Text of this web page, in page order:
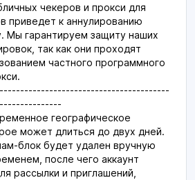
чекеров и прокси для
приведет к аннулированию
Мы гарантируем защиту наших
так как они проходят
частного программного
географическое
может длиться до двух дней.
блок будет удален вручную
после чего аккаунт
рассылки и приглашений,